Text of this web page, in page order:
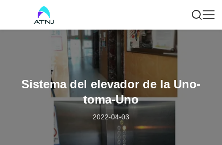
Sistema del elevador de la Uno-
toma-Uno
2022-04-03